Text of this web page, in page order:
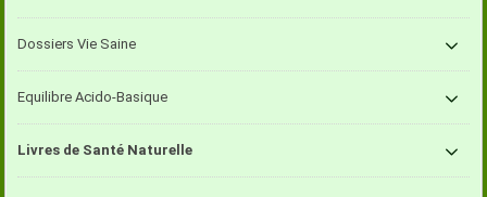
Dossiers Vie Saine
Equilibre Acido-Basique
Livres de Santé Naturelle